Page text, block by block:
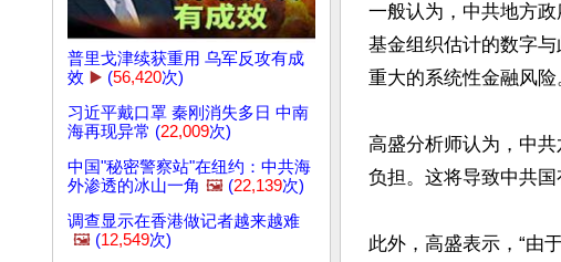
普里戈津续获重用 乌军反攻有成
效 ▶️ (56,420次)
习近平戴口罩 秦刚消失多日 中南
海再现异常 (22,009次)
中国"秘密警察站"在纽约：中共海
外渗透的冰山一角 🖼️ (22,139次)
调查显示在香港做记者越来越难
🖼️ (12,549次)
一般认为，中共地方
基金组织估计的数字
重大的系统性金融风险
高盛分析师认为，中
负担。这将导致中共国
此外，高盛表示，“由